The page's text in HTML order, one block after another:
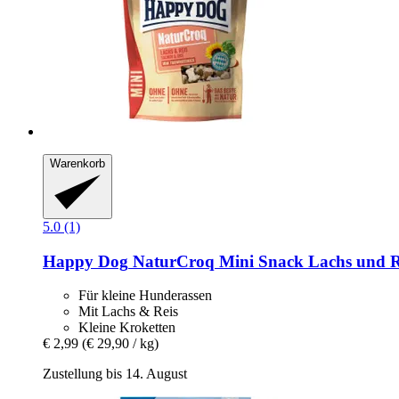
Warenkorb
5.0 (1)
Happy Dog NaturCroq Mini Snack Lachs und
Für kleine Hunderassen
Mit Lachs & Reis
Kleine Kroketten
€ 2,99 (€ 29,90 / kg)
Zustellung bis 14. August